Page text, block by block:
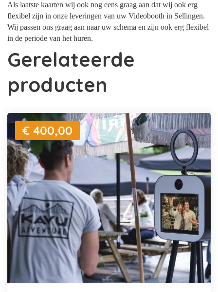
Als laatste kaarten wij ook nog eens graag aan dat wij ook erg
flexibel zijn in onze leveringen van uw Videobooth in Sellingen.
Wij passen ons graag aan naar uw schema en zijn ook erg flexibel
in de periode van het huren.
Gerelateerde
producten
€ 400,00